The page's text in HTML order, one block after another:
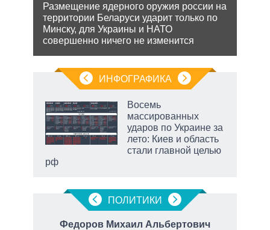
Размещение ядерного оружия россии на
территории Беларуси ударит только по
Минску, для Украины и НАТО
совершенно ничего не изменится
ИНФОГРАФИКА
Восемь
массированных
ударов по Украине за
лето: Киев и область
стали главной целью
рф
ПОЛИТИКИ
Федоров Михаил Альбертович